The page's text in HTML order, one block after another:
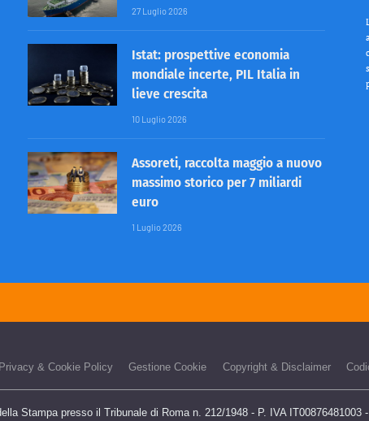
27 Luglio 2026
Istat: prospettive economia
mondiale incerte, PIL Italia in
lieve crescita
10 Luglio 2026
Assoreti, raccolta maggio a nuovo
massimo storico per 7 miliardi
euro
1 Luglio 2026
Privacy & Cookie Policy Gestione Cookie Copyright & Disclaimer
Stampa presso il Tribunale di Roma n. 212/1948 - P. IVA